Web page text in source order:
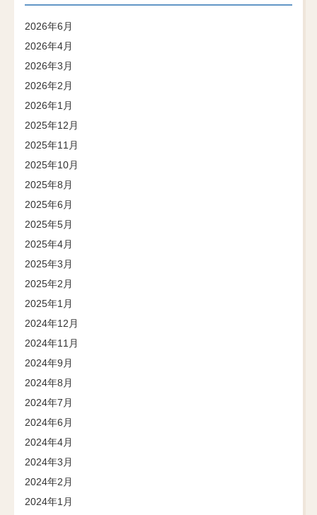
2026年6月
2026年4月
2026年3月
2026年2月
2026年1月
2025年12月
2025年11月
2025年10月
2025年8月
2025年6月
2025年5月
2025年4月
2025年3月
2025年2月
2025年1月
2024年12月
2024年11月
2024年9月
2024年8月
2024年7月
2024年6月
2024年4月
2024年3月
2024年2月
2024年1月